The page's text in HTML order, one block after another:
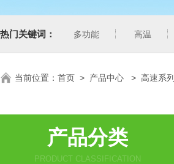
热门关键词： 多功能 高温
当前位置： 首页 > 产品中心 > 高速系列
产品分类
PRODUCT CLASSIFICATION